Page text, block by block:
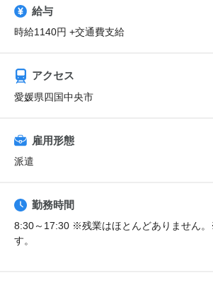
給与
時給1140円 +交通費支給
アクセス
愛媛県四国中央市
雇用形態
派遣
勤務時間
8:30～17:30 ※残業はほとんどありません
す。